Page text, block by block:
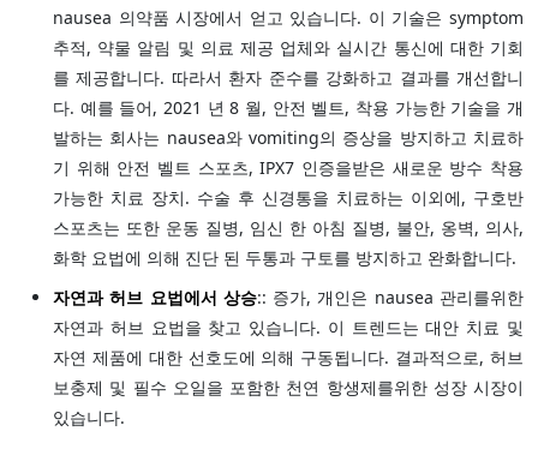
nausea 의약품 시장에서 얻고 있습니다. 이 기술은 symptom
추적, 약물 알림 및 의료 제공 업체와 실시간 통신에 대한 기회
를 제공합니다. 따라서 환자 준수를 강화하고 결과를 개선합니
다. 예를 들어, 2021 년 8 월, 안전 벨트, 착용 가능한 기술을 개
발하는 회사는 nausea와 vomiting의 증상을 방지하고 치료하
기 위해 안전 벨트 스포츠, IPX7 인증을받은 새로운 방수 착용
가능한 치료 장치. 수술 후 신경통을 치료하는 이외에, 구호반
스포츠는 또한 운동 질병, 임신 한 아침 질병, 불안, 옹벽, 의사,
화학 요법에 의해 진단 된 두통과 구토를 방지하고 완화합니다.
자연과 허브 요법에서 상승:: 증가, 개인은 nausea 관리를위한
자연과 허브 요법을 찾고 있습니다. 이 트렌드는 대안 치료 및
자연 제품에 대한 선호도에 의해 구동됩니다. 결과적으로, 허브
보충제 및 필수 오일을 포함한 천연 항생제를위한 성장 시장이
있습니다.